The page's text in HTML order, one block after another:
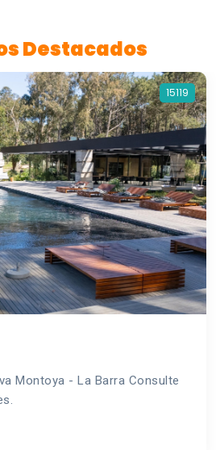
Destacados
15119
Montoya - La Barra Consulte